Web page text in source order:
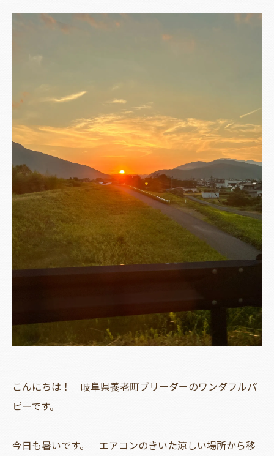
こんにちは！ 岐阜県養老町ブリーダーのワンダフルパ
ピーです。
今日も暑いです。 エアコンのきいた涼しい場所から移